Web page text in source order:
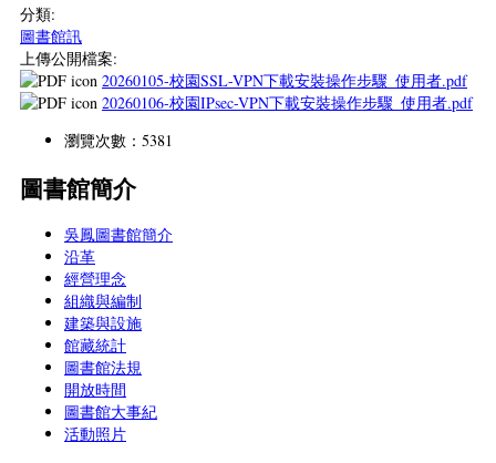
分類:
圖書館訊
上傳公開檔案:
20260105-校園SSL-VPN下載安裝操作步驟_使用者.pdf
20260106-校園IPsec-VPN下載安裝操作步驟_使用者.pdf
瀏覽次數：5381
圖書館簡介
吳鳳圖書館簡介
沿革
經營理念
組織與編制
建築與設施
館藏統計
圖書館法規
開放時間
圖書館大事紀
活動照片